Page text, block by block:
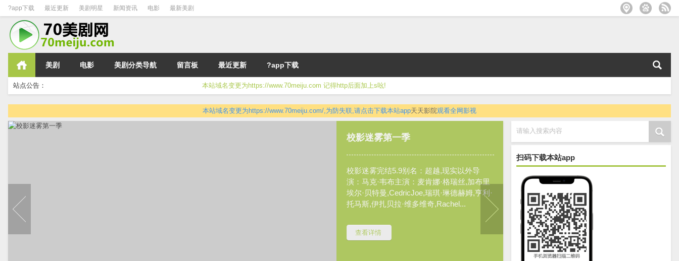
?app下载 最近更新 美剧明星 新闻资讯 电影 最新美剧
美剧 电影 美剧分类导航 留言板 最近更新 ?app下载
站点公告： 本站域名变更为https://www.70meiju.com 记得http后面加上s吆!
本站域名变更为https://www.70meiju.com/,为防失联,请点击下载本站app天天影院观看全网影视
请输入搜索内容
扫码下载本站app
娜奥米第一季
Naomi Season 1 至第13集 / 共13集 / 周四更
新 电视台：CW 翻译： 擦枪...
查看详情